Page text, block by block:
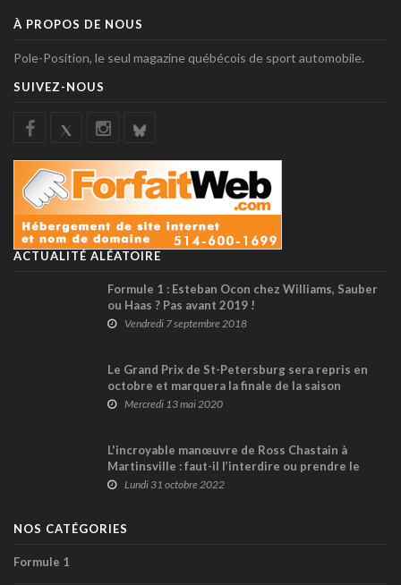
À PROPOS DE NOUS
Pole-Position, le seul magazine québécois de sport automobile.
SUIVEZ-NOUS
ACTUALITÉ ALÉATOIRE
Formule 1 : Esteban Ocon chez Williams, Sauber
ou Haas ? Pas avant 2019 !
Vendredi 7 septembre 2018
Le Grand Prix de St-Petersburg sera repris en
octobre et marquera la finale de la saison
d’IndyCar
Mercredi 13 mai 2020
L'incroyable manœuvre de Ross Chastain à
Martinsville : faut-il l’interdire ou prendre le
risque qu’elle se généralise ? (+ vidéo)
Lundi 31 octobre 2022
NOS CATÉGORIES
Formule 1